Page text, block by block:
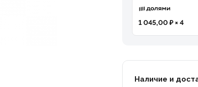
1 045,00 ₽ × 4
Наличие и